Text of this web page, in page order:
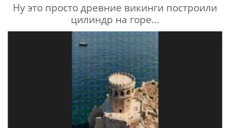
Ну это просто древние викинги построили
цилиндр на горе...